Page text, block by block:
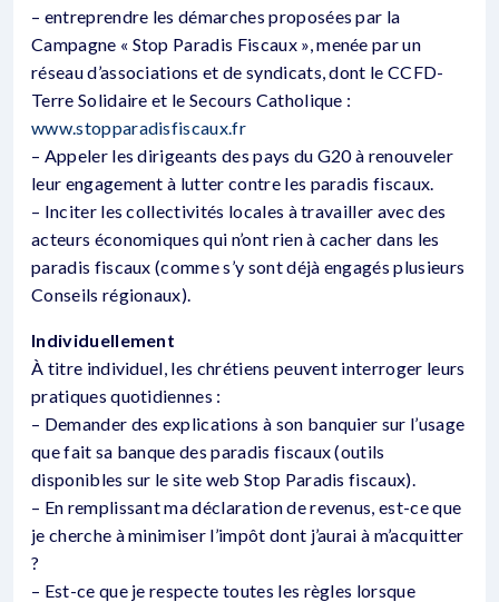
– entreprendre les démarches proposées par la
Campagne « Stop Paradis Fiscaux », menée par un
réseau d’associations et de syndicats, dont le CCFD-
Terre Solidaire et le Secours Catholique :
www.stopparadisfiscaux.fr
– Appeler les dirigeants des pays du G20 à renouveler
leur engagement à lutter contre les paradis fiscaux.
– Inciter les collectivités locales à travailler avec des
acteurs économiques qui n’ont rien à cacher dans les
paradis fiscaux (comme s’y sont déjà engagés plusieurs
Conseils régionaux).
Individuellement
À titre individuel, les chrétiens peuvent interroger leurs
pratiques quotidiennes :
– Demander des explications à son banquier sur l’usage
que fait sa banque des paradis fiscaux (outils
disponibles sur le site web Stop Paradis fiscaux).
– En remplissant ma déclaration de revenus, est-ce que
je cherche à minimiser l’impôt dont j’aurai à m’acquitter
?
– Est-ce que je respecte toutes les règles lorsque